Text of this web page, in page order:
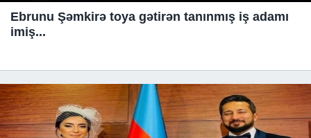
Ebrunu Şəmkirə toya gətirən tanınmış iş adamı
imiş...